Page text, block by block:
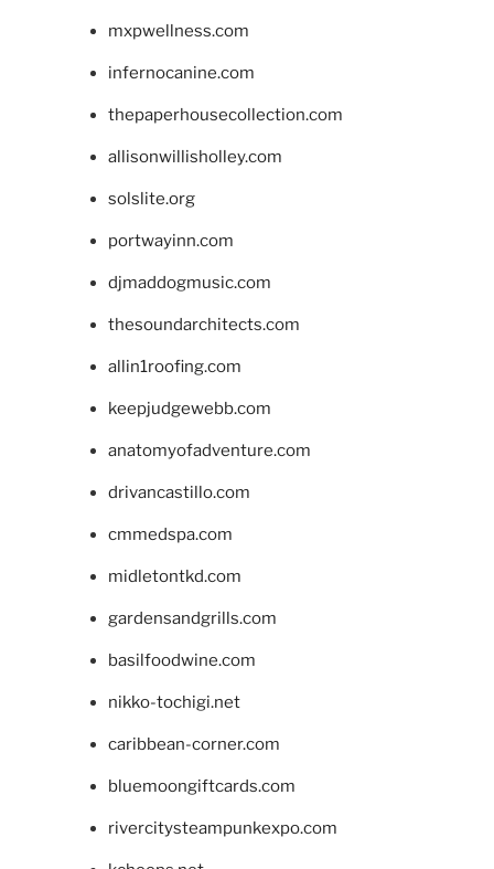
mxpwellness.com
infernocanine.com
thepaperhousecollection.com
allisonwillisholley.com
solslite.org
portwayinn.com
djmaddogmusic.com
thesoundarchitects.com
allin1roofing.com
keepjudgewebb.com
anatomyofadventure.com
drivancastillo.com
cmmedspa.com
midletontkd.com
gardensandgrills.com
basilfoodwine.com
nikko-tochigi.net
caribbean-corner.com
bluemoongiftcards.com
rivercitysteampunkexpo.com